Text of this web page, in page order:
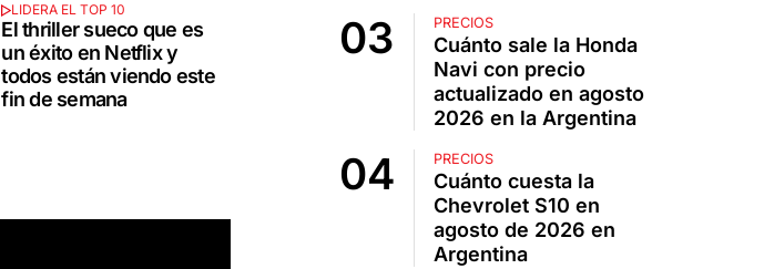
LIDERA EL TOP 10
El thriller sueco que es
un éxito en Netflix y
todos están viendo este
fin de semana
PRECIOS
Cuánto sale la Honda
Navi con precio
actualizado en agosto
2026 en la Argentina
PRECIOS
Cuánto cuesta la
Chevrolet S10 en
agosto de 2026 en
Argentina